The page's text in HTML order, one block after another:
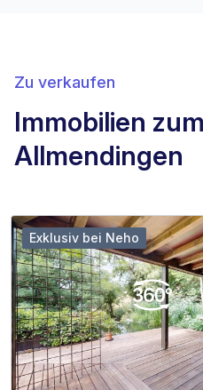
Zu verkaufen
Immobilien
Allmendingen
Exklusiv bei Neho